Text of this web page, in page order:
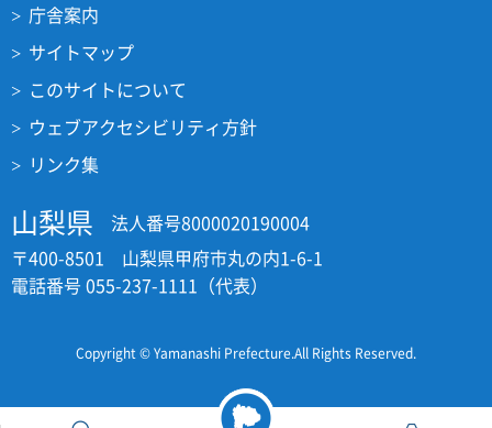
庁舎案内
サイトマップ
このサイトについて
ウェブアクセシビリティ方針
リンク集
山梨県
法人番号8000020190004
〒400-8501 山梨県甲府市丸の内1-6-1
電話番号 055-237-1111（代表）
Copyright © Yamanashi Prefecture.All Rights Reserved.